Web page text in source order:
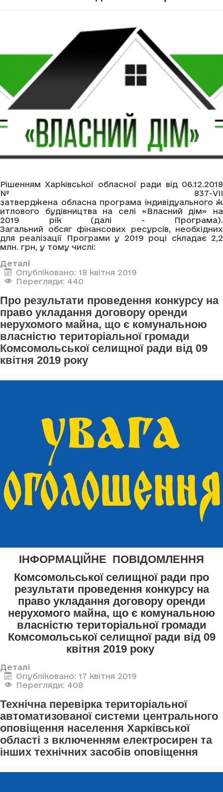
Рішенням Харківської обласної ради від 06.12.2018
№ 837-VIІ
затверджена обласна програма індивідуального ж
итлового будівництва на селі «Власний дім» на
2019 рік (далі - Програма).
Загальний обсяг фінансових ресурсів, необхідних
для реалізації Програми у 2019 році складає 2,2
млн. грн, у тому числі:
Деталі
Опубліковано: 18 квітня 2019
Перегляди: 440
Про результати проведення конкурсу на
право укладання договору оренди
нерухомого майна, що є комунальною
власністю територіальної громади
Комсомольської селищної ради від 09
квітня 2019 року
ІНФОРМАЦІЙНЕ ПОВІДОМЛЕННЯ
Комсомольської селищної ради про
результати проведення конкурсу на
право укладання договору оренди
нерухомого майна, що є комунальною
власністю територіальної громади
Комсомольської селищної ради від 09
квітня 2019 року
Деталі
Опубліковано: 17 квітня 2019
Перегляди: 408
Технічна перевірка територіальної
автоматизованої системи центрального
оповіщення населення Харківської
області з включенням електросирен та
інших технічних засобів оповіщення